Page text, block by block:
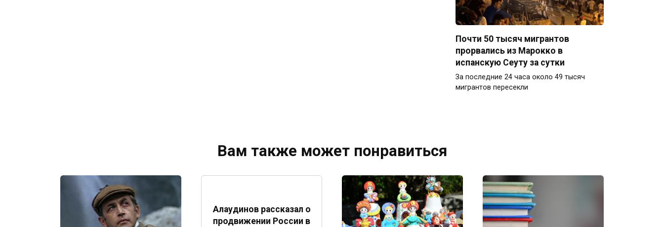
Почти 50 тысяч мигрантов
прорвались из Марокко в
испанскую Сеуту за сутки
За последние 24 часа около 49 тысяч
мигрантов пересекли
Вам также может понравиться
Алаудинов рассказал о
продвижении России в